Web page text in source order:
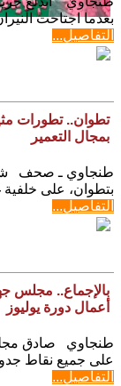
بعدما اجتاحت
التفاصيل...
تطوان.. تطورات
بمجال التعمير
طنجاوي ـ صحف
بتطوان، على
التفاصيل...
بالإجماع.. مجلس
أعمال دورة يوليوز
طنجاوي صادق مجلس
على جميع نقاط
التفاصيل...